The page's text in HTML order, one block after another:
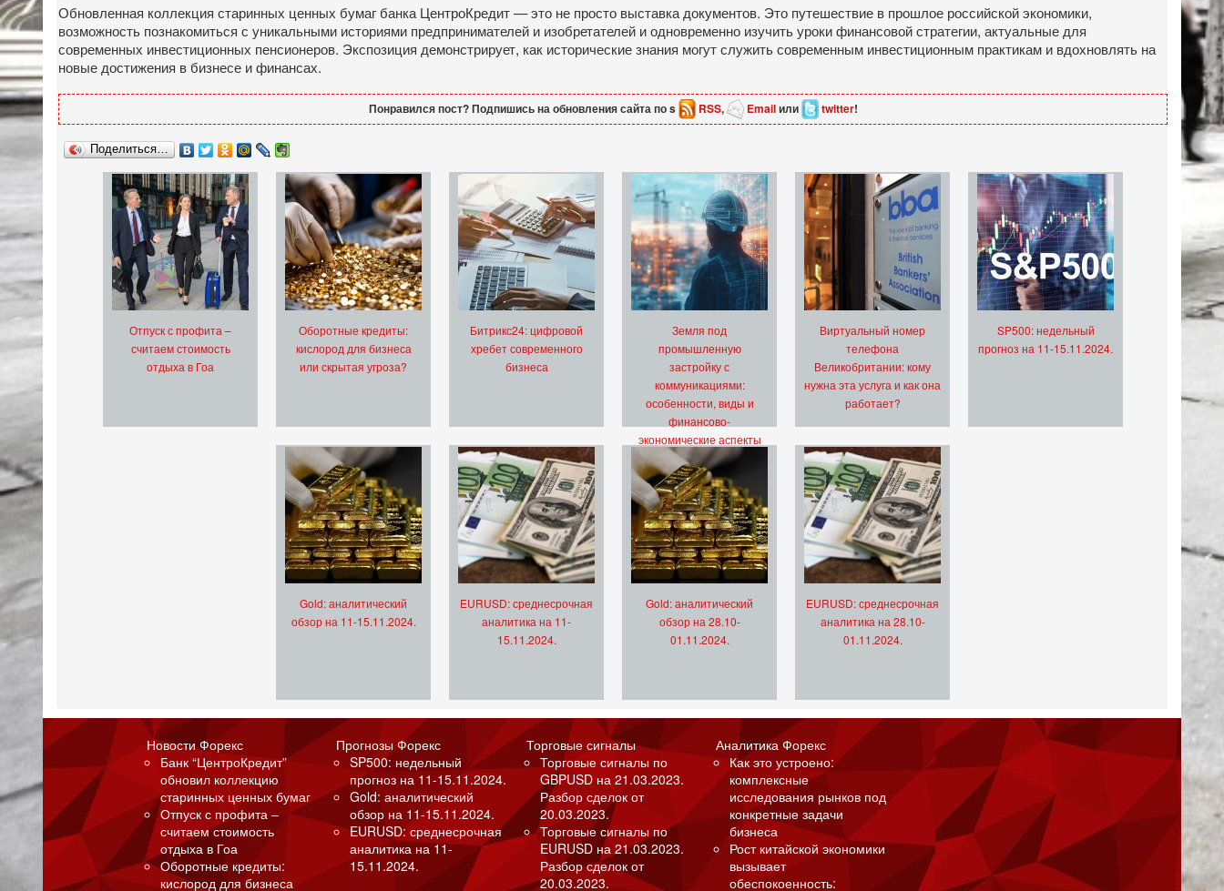
Обновленная коллекция старинных ценных бумаг банка ЦентроКредит — это не просто выставка документов. Это путешествие в прошлое российской экономики,
возможность познакомиться с уникальными историями предпринимателей и изобретателей и одновременно изучить уроки финансовой стратегии, актуальные для
современных инвестиционных пенсионеров. Экспозиция демонстрирует, как исторические знания могут служить современным инвестиционным практикам и вдохновлять на
новые достижения в бизнесе и финансах.
Понравился пост? Подпишись на обновления сайта по s RSS, Emailили twitter!
Поделиться…
Отпуск с профита –
считаем стоимость
отдыха в Гоа
Оборотные кредиты:
кислород для бизнеса
или скрытая угроза?
Битрикс24: цифровой
хребет современного
бизнеса
Земля под
промышленную
застройку с
коммуникациями:
особенности, виды и
финансово-
экономические аспекты
Виртуальный номер
телефона
Великобритании: кому
нужна эта услуга и как она
работает?
SP500: недельный
прогноз на 11-15.11.2024.
Gold: аналитический
обзор на 11-15.11.2024.
EURUSD: среднесрочная
аналитика на 11-
15.11.2024.
Gold: аналитический
обзор на 28.10-
01.11.2024.
EURUSD: среднесрочная
аналитика на 28.10-
01.11.2024.
Новости Форекс
Банк “ЦентроКредит”
обновил коллекцию
старинных ценных бумаг
Отпуск с профита –
считаем стоимость
отдыха в Гоа
Оборотные кредиты:
кислород для бизнеса
Прогнозы Форекс
SP500: недельный
прогноз на 11-15.11.2024.
Gold: аналитический
обзор на 11-15.11.2024.
EURUSD: среднесрочная
аналитика на 11-
15.11.2024.
Торговые сигналы
Торговые сигналы по
GBPUSD на 21.03.2023.
Разбор сделок от
20.03.2023.
Торговые сигналы по
EURUSD на 21.03.2023.
Разбор сделок от
20.03.2023.
Аналитика Форекс
Как это устроено:
комплексные
исследования рынков под
конкретные задачи
бизнеса
Рост китайской экономики
вызывает
обеспокоенность: